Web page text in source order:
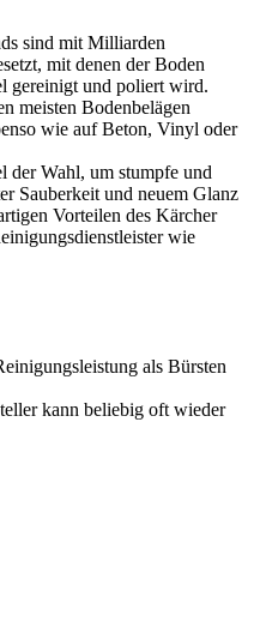
sind mit Milliarden
mit denen der Boden
gereinigt und poliert wird.
meisten Bodenbelägen
wie auf Beton, Vinyl oder
der Wahl, um stumpfe und
Sauberkeit und neuem Glanz
Vorteilen des Kärcher
wie
als Bürsten
kann beliebig oft wieder